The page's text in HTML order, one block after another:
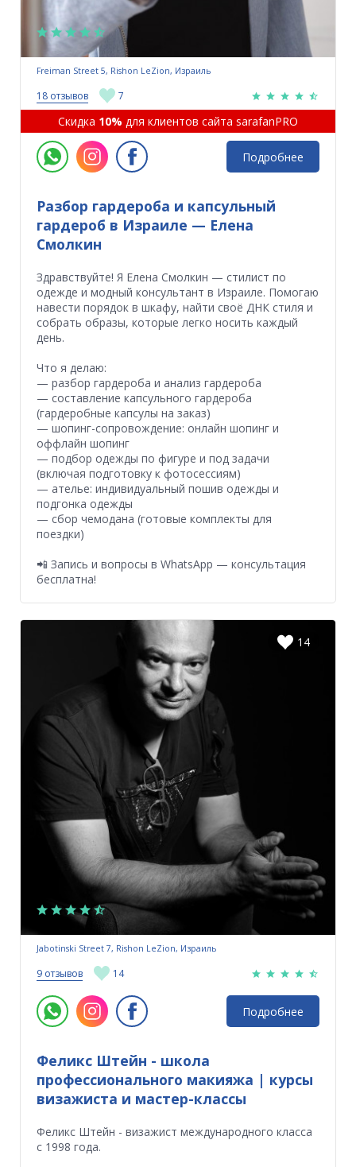
Разбор гардероба и капсульный
гардероб в Израиле — Елена
Смолкин
Здравствуйте! Я Елена Смолкин — стилист по
одежде и модный консультант в Израиле. Помогаю
навести порядок в шкафу, найти своё ДНК стиля и
собрать образы, которые легко носить каждый
день.
Что я делаю:
— разбор гардероба и анализ гардероба
— составление капсульного гардероба
(гардеробные капсулы на заказ)
— шопинг-сопровождение: онлайн шопинг и
оффлайн шопинг
— подбор одежды по фигуре и под задачи
(включая подготовку к фотосессиям)
— ателье: индивидуальный пошив одежды и
подгонка одежды
— сбор чемодана (готовые комплекты для
поездки)
📲 Запись и вопросы в WhatsApp — консультация
бесплатна!
Freiman Street 5, Rishon LeZion, Израиль
18 отзывов 7
Скидка 10% для клиентов сайта sarafanPRO
Подробнее
14
Феликс Штейн - школа
профессионального макияжа | курсы
визажиста и мастер-классы
Феликс Штейн - визажист международного класса
с 1998 года.
Jabotinski Street 7, Rishon LeZion, Израиль
9 отзывов 14
Подробнее